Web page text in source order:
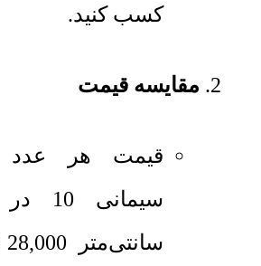
کسب کنید.
مقایسه قیمت
قیمت هر عدد
سانتی‌متر 28,000